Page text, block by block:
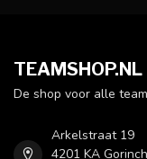
TEAMSHOP.NL
De shop voor alle
Arkelstraat 19
4201 KA